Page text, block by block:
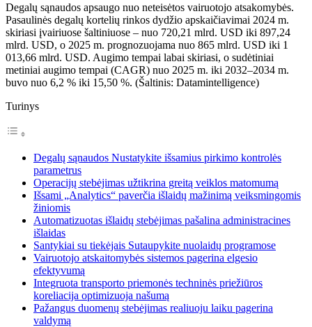
Degalų sąnaudos apsaugo nuo neteisėtos vairuotojo atsakomybės.
Pasaulinės degalų kortelių rinkos dydžio apskaičiavimai 2024 m.
skiriasi įvairiuose šaltiniuose – nuo ​​720,21 mlrd. USD iki 897,24
mlrd. USD, o 2025 m. prognozuojama nuo 865 mlrd. USD iki 1
013,66 mlrd. USD. Augimo tempai labai skiriasi, o sudėtiniai
metiniai augimo tempai (CAGR) nuo 2025 m. iki 2032–2034 m.
buvo nuo 6,2 % iki 15,50 %. (Šaltinis: Datamintelligence)
Turinys
Degalų sąnaudos Nustatykite išsamius pirkimo kontrolės
parametrus
Operacijų stebėjimas užtikrina greitą veiklos matomumą
Išsami „Analytics“ paverčia išlaidų mažinimą veiksmingomis
žiniomis
Automatizuotas išlaidų stebėjimas pašalina administracines
išlaidas
Santykiai su tiekėjais Sutaupykite nuolaidų programose
Vairuotojo atskaitomybės sistemos pagerina elgesio
efektyvumą
Integruota transporto priemonės techninės priežiūros
koreliacija optimizuoja našumą
Pažangus duomenų stebėjimas realiuoju laiku pagerina
valdymą